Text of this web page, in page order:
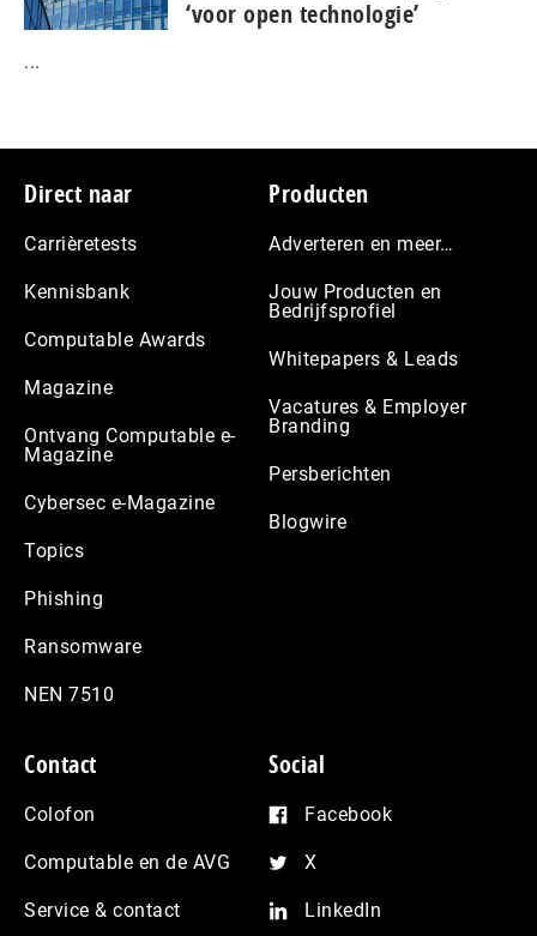
‘voor open technologie’
...
Footer
Direct naar
Carrièretests
Kennisbank
Computable Awards
Magazine
Ontvang Computable e-
Magazine
Cybersec e-Magazine
Topics
Phishing
Ransomware
NEN 7510
Producten
Adverteren en meer…
Jouw Producten en
Bedrijfsprofiel
Whitepapers & Leads
Vacatures & Employer
Branding
Persberichten
Blogwire
Contact
Colofon
Computable en de AVG
Service & contact
Social
Facebook
X
LinkedIn